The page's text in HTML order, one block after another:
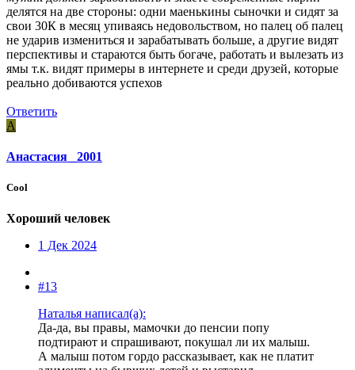
делятся на две стороны: одни маенькины сыночки и сидят за
свои 30К в месяц упиваясь недовольством, но палец об палец
не ударив измениться и зарабатывать больше, а другие видят
перспективы и стараются быть богаче, работать и вылезать из
ямы т.к. видят примеры в интернете и среди друзей, которые
реально добиваются успехов
Ответить
А
Анастасия _2001
Cool
Хороший человек
1 Дек 2024
#13
Наталья написал(а):
Да-да, вы правы, мамочки до пенсии попу
подтирают и спрашивают, покушал ли их малыш.
А малыш потом гордо рассказывает, как не платит